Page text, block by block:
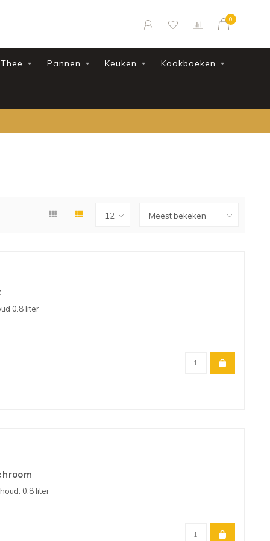
0
Thee Pannen Keuken Kookboeken
0.8 liter
0.8 liter